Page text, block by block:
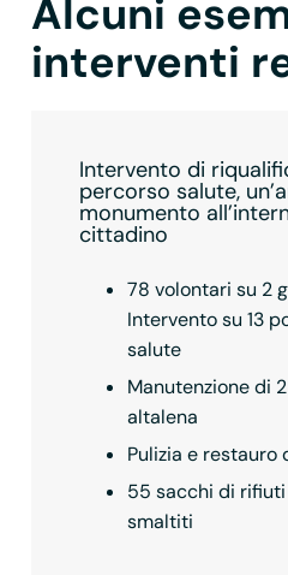
Alcuni
interventi
Intervento di
percorso salute,
monumento
cittadino
78 volontari su 2
Intervento su 13
salute
Manutenzione di
altalena
Pulizia e restauro
55 sacchi di
smaltiti